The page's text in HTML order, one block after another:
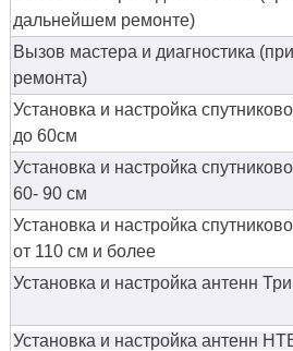
дальнейшем ремонте)
Вызов мастера и диагностика
ремонта)
Установка и настройка
до 60см
Установка и настройка
60- 90 см
Установка и настройка
от 110 см и более
Установка и настройка антенн
Установка и настройка антенн